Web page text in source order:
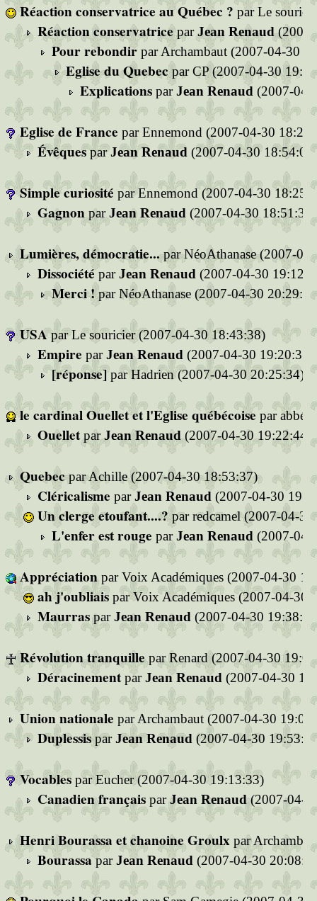
Réaction conservatrice au Québec ? par Le
Réaction conservatriceparJean Renaud(2007-
Pour rebondir par Archambaut (2007-04-30
Eglise du Quebecpar CP (2007-04-30
Explications parJean Renaud (2007-04-
Eglise de France par Ennemond (2007-04-30
ÉvêquesparJean Renaud (2007-04-30 18:54:03)
Simple curiosité par Ennemond (2007-04-30
Gagnon parJean Renaud (2007-04-30 18:51:31)
Lumières, démocratie...par NéoAthanase (2007-
Dissociété parJean Renaud (2007-04-30
Merci ! par NéoAthanase (2007-04-30
USApar Le souricier (2007-04-30 18:43:38)
Empire parJean Renaud (2007-04-30 19:20:35)
[réponse]par Hadrien (2007-04-30 20:25:34)
le cardinal Ouellet et l'Eglise québécoise par abbé
Ouellet parJean Renaud(2007-04-30 19:22:44)
Quebecpar Achille (2007-04-30 18:53:37)
Cléricalisme parJean Renaud (2007-04-30
Un clerge etoufant....?par redcamel (2007-04-
L'enfer est rouge parJean Renaud (2007-04-
Appréciationpar Voix Académiques (2007-04-30
ah j'oubliais par Voix Académiques (2007-04-30
MaurrasparJean Renaud (2007-04-30
Révolution tranquillepar Renard (2007-04-30
Déracinement parJean Renaud (2007-04-30
Union nationale par Archambaut (2007-04-30
DuplessisparJean Renaud (2007-04-30
Vocables par Eucher (2007-04-30 19:13:33)
Canadien français parJean Renaud(2007-04-
Henri Bourassa et chanoine Groulx par
BourassaparJean Renaud (2007-04-30